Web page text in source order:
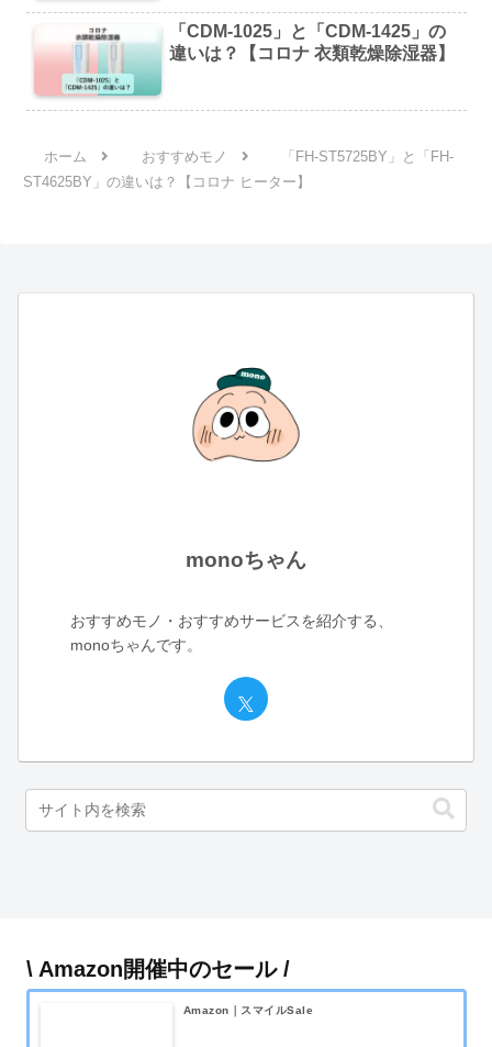
「CDM-1025」と「CDM-1425」の
違いは？【コロナ 衣類乾燥除湿器】
ホーム おすすめモノ
「FH-ST5725BY」と「FH-
ST4625BY」の違いは？【コロナ ヒーター】
monoちゃん
おすすめモノ・おすすめサービスを紹介する、
monoちゃんです。
\ Amazon開催中のセール /
Amazon｜スマイルSale